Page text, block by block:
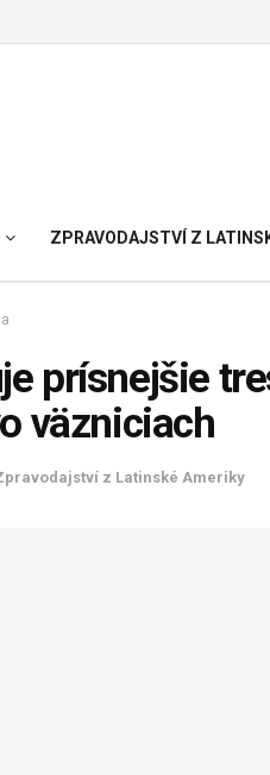
ZPRAVODAJSTVÍ Z
prísnejšie
väzniciach
z Latinské Ameriky